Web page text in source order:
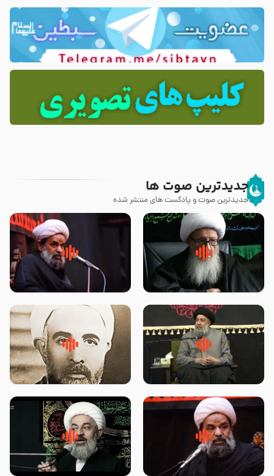
جدیدترین صوت ها
جدیدترین صوت و پادکست های منتشر شده
زوّار اربعین امام حسین (علیه
السلام) با این اشتیاق به زیارت
روضه جانسوز پاره های جگر امام
حسن مجتبی علیه السلام-حجت
لقب حضرت رقیه سلام الله علیها به
چه معناست – حجت الاسلام علوی
روضه‌ی مجلس یزید ملعون و
اسارت اهل‌بیت علیهم‌السلام –
محدث زاده
سلام جوانی که امام حسین علیه
السلام خودش جوابش را دادند
زیارتی که اسباب رزق زیاد و عمر
طولانی است حجت السلام حسین